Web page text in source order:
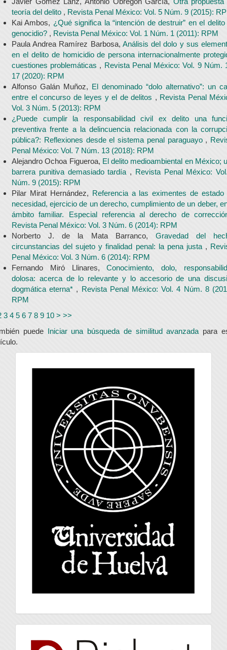
teoría del delito , Revista Penal México: Vol. 5 Núm. 9 (2015):
Kai Ambos, ¿Qué significa la “intención de destruir” en el delito
genocidio? , Revista Penal México: Vol. 1 Núm. 1 (2011): RPM
Paula Andrea Ramírez Barbosa, Análisis del dolo y sus
en el delito de homicidio de persona internacionalmente
cuestiones problemáticas , Revista Penal México: Vol. 9 Núm.
17 (2020): RPM
Alfonso Galán Muñoz, El denominado “dolo alternativo”: un
entre el concurso de leyes y el de delitos , Revista Penal
Vol. 3 Núm. 5 (2013): RPM
¿Puede cumplir la responsabilidad civil ex delito una
preventiva frente a la delincuencia relacionada con la
pública?: Reflexiones desde el sistema penal paraguayo ,
Penal México: Vol. 7 Núm. 13 (2018): RPM
Alejandro Ochoa Figueroa, El delito medioambiental en México;
barrera punitiva demasiado tardía , Revista Penal México:
Núm. 9 (2015): RPM
Pilar Mirat Hernández, Referencia a las eximentes de estado
necesidad, ejercicio de un derecho, cumplimiento de un deber,
ámbito familiar. Especial referencia al derecho de
Revista Penal México: Vol. 3 Núm. 6 (2014): RPM
Norberto J. de la Mata Barranco, Gravedad del
circunstancias del sujeto y finalidad penal: la pena justa ,
Penal México: Vol. 3 Núm. 6 (2014): RPM
Fernando Miró Llinares,Conocimiento, dolo,
dolosa: acerca de lo relevante y lo accesorio de una
dogmática eterna* , Revista Penal México: Vol. 4 Núm. 8
RPM
3 4 5 6 7 8 9 10 > >>
puede Iniciar una búsqueda de similitud avanzada para
universidad
index